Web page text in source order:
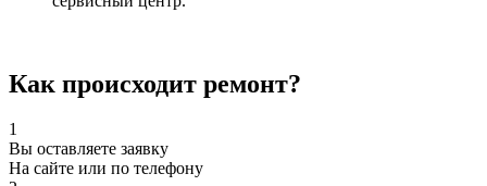
Как происходит ремонт?
1
Вы оставляете заявку
На сайте или по телефону